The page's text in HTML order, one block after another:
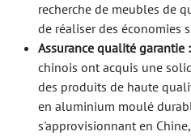
recherche de meubles de
de réaliser des économies
Assurance qualité garantie :
chinois ont acquis une
des produits de haute
en aluminium moulé
s'approvisionnant en